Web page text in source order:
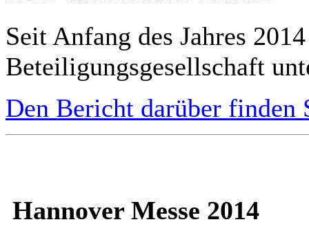
Seit Anfang des Jahres
Beteiligungsgesellschaft
Den Bericht darüber finden
Hannover Messe 2014